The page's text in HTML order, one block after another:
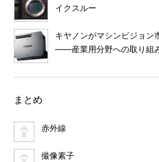
イクスルー
キヤノンがマシンビジョン
――産業用分野への取り組
まとめ
赤外線
撮像素子